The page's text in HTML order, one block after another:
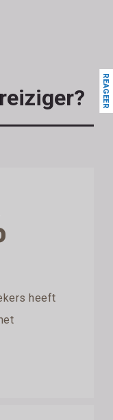
heeft
REAGEER